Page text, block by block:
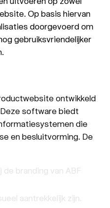
Op basis hiervan
doorgevoerd om
gebruiksvriendelijker
ontwikkeld
software biedt
die
en besluitvorming. De
de branding van ABF
aantrekkelijk zijn.